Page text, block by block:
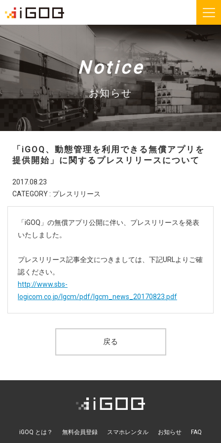
お知らせ
FAQ お問い合わせ
機能紹介
無料会員登録
運送会社様 荷主様
iGOQの最新情報をメールでご希望される方に
ニュースレターを配信しております。
ニュースレターを登録する
Notice
お知らせ
「iGOQ、動態管理を利用できる無償アプリを
提供開始」に関するプレスリリースについて
2017.08.23
CATEGORY : プレスリリース
「iGOQ」の無償アプリ公開に伴い、プレスリリースを発表
いたしました。
プレスリリース記事全文につきましては、下記URLよりご確
認ください。
http://www.sbs-
logicom.co.jp/lgcm/pdf/lgcm_news_20170823.pdf
戻る
iGOQ とは？ 無料会員登録 スマホレンタル お知らせ FAQ